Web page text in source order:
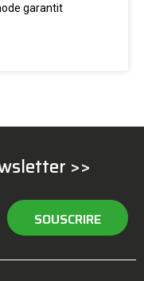
garantit
>>
SOUSCRIRE